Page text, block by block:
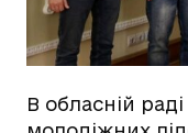
В обласній раді